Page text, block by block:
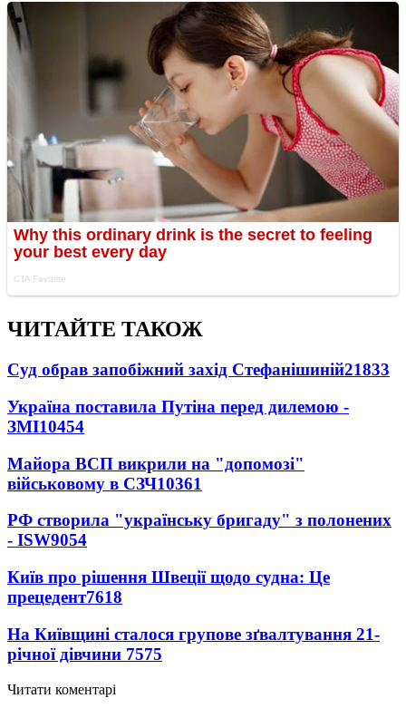
ЧИТАЙТЕ ТАКОЖ
Суд обрав запобіжний захід Стефанішиній21833
Україна поставила Путіна перед дилемою -
ЗМІ10454
Майора ВСП викрили на "допомозі"
військовому в СЗЧ10361
РФ створила "українську бригаду" з полонених
- ISW9054
Київ про рішення Швеції щодо судна: Це
прецедент7618
На Київщині сталося групове зґвалтування 21-
річної дівчини 7575
Читати коментарі